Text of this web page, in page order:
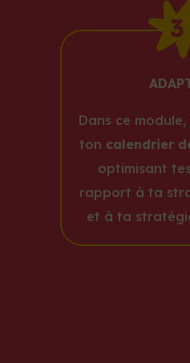
Dans ce
ton calendrier
optimisant
rapport à ta
et à ta